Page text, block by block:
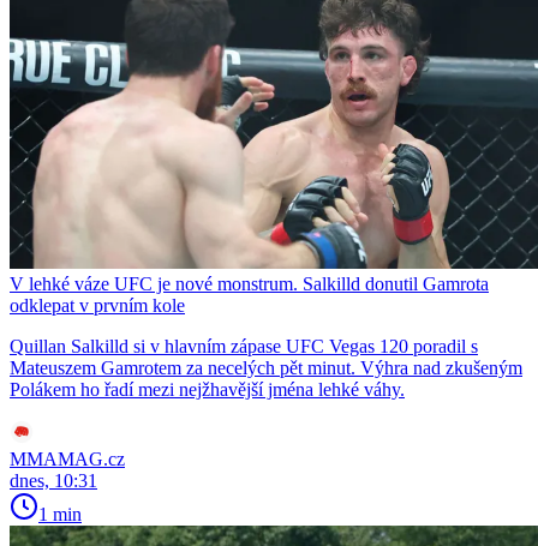
V lehké váze UFC je nové monstrum. Salkilld donutil Gamrota
odklepat v prvním kole
Quillan Salkilld si v hlavním zápase UFC Vegas 120 poradil s
Mateuszem Gamrotem za necelých pět minut. Výhra nad zkušeným
Polákem ho řadí mezi nejžhavější jména lehké váhy.
MMAMAG.cz
dnes, 10:31
1 min